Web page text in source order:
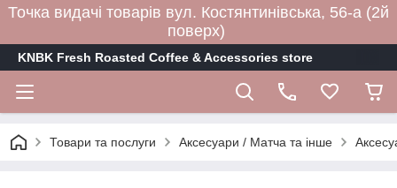
Точка видачі товарів вул. Костянтинівська, 56-а (2й
поверх)
KNBK Fresh Roasted Coffee & Accessories store
Товари та послуги Аксесуари / Матча та інше